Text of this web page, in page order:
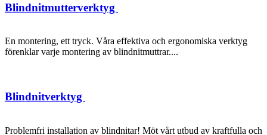
Blindnitmutterverktyg
En montering, ett tryck. Våra effektiva och ergonomiska verktyg
förenklar varje montering av blindnitmuttrar....
Blindnitverktyg
Problemfri installation av blindnitar! Möt vårt utbud av kraftfulla och